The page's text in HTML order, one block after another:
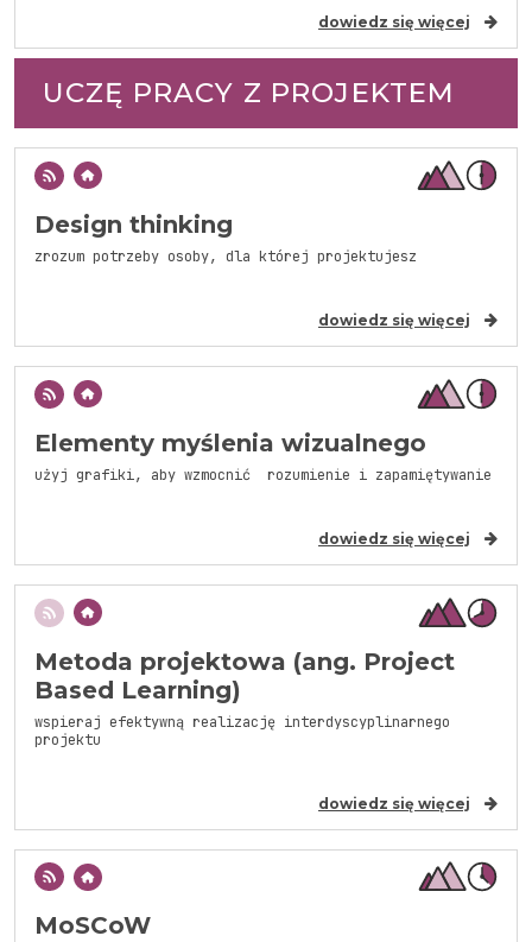
dowiedz się więcej
UCZĘ PRACY Z PROJEKTEM
Design thinking
zrozum potrzeby osoby, dla której projektujesz
dowiedz się więcej
Elementy myślenia wizualnego
użyj grafiki, aby wzmocnić rozumienie i zapamiętywanie
dowiedz się więcej
Metoda projektowa (ang. Project
Based Learning)
wspieraj efektywną realizację interdyscyplinarnego
projektu
dowiedz się więcej
MoSCoW